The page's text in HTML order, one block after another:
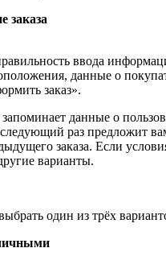
заказа
ввода
данные о
заказ».
данные о
следующий раз предложит
заказа. Если
варианты.
один из трёх